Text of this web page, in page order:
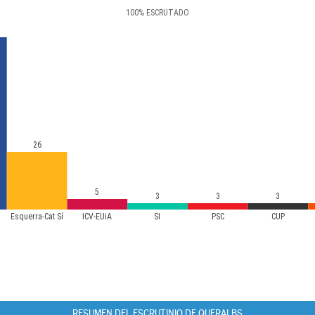
100% ESCRUTADO
Esquerra-Cat Sí ICV-EUiA SI PSC CUP
26
5 3 3 3